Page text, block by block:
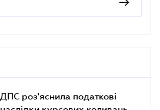
ДПС роз'яснила податкові